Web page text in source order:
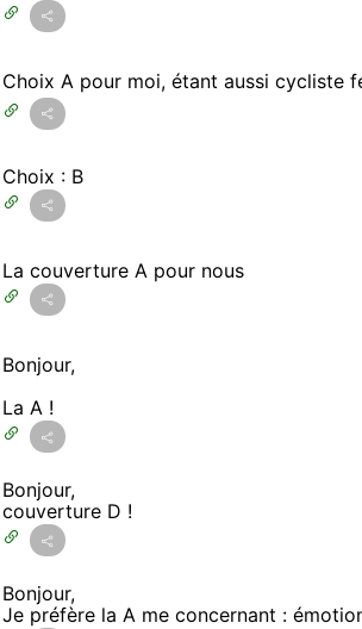
Choix A pour moi, étant aussi cycliste
Choix : B
La couverture A pour nous
Bonjour,
La A !
Bonjour,
couverture D !
Bonjour,
Je préfère la A me concernant :